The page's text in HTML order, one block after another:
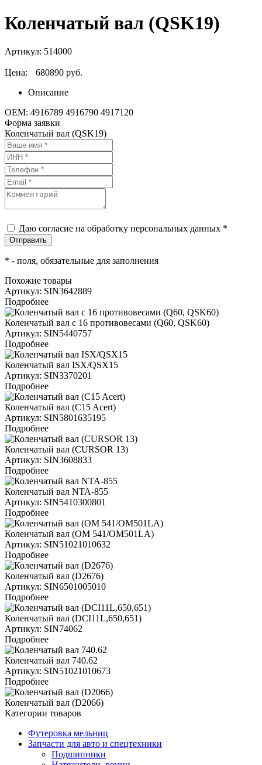
Коленчатый вал (QSK19)
Артикул: 514000
Цена:
680890 руб.
Описание
ОЕМ: 4916789 4916790 4917120
Форма заявки
Коленчатый вал (QSK19)
Даю согласие на обработку персональных данных *
* - поля, обязательные для заполнения
Похожие товары
Артикул: SIN3642889
Подробнее
Коленчатый вал с 16 противовесами (Q60, QSK60)
Артикул: SIN5440757
Подробнее
Коленчатый вал ISX/QSX15
Артикул: SIN3370201
Подробнее
Коленчатый вал (C15 Acert)
Артикул: SIN5801635195
Подробнее
Коленчатый вал (CURSOR 13)
Артикул: SIN3608833
Подробнее
Коленчатый вал NTA-855
Артикул: SIN5410300801
Подробнее
Коленчатый вал (OM 541/OM501LA)
Артикул: SIN51021010632
Подробнее
Коленчатый вал (D2676)
Артикул: SIN6501005010
Подробнее
Коленчатый вал (DCI11L,650,651)
Артикул: SIN74062
Подробнее
Коленчатый вал 740.62
Артикул: SIN51021010673
Подробнее
Коленчатый вал (D2066)
Категории товаров
Футеровка мельниц
Запчасти для авто и спецтехники
Подшипники